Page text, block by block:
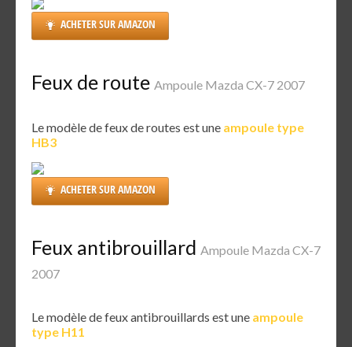
ACHETER SUR AMAZON
Feux de route Ampoule Mazda CX-7 2007
Le modèle de feux de routes est une ampoule type
HB3
ACHETER SUR AMAZON
Feux antibrouillard Ampoule Mazda CX-7
2007
Le modèle de feux antibrouillards est une ampoule
type H11